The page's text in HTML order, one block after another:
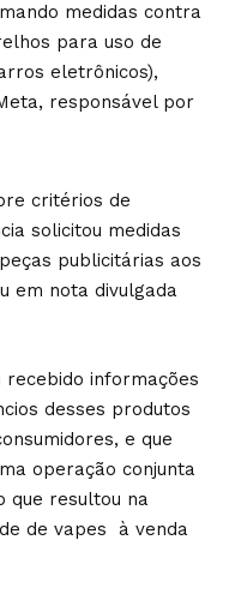
medidas contra
para uso de
eletrônicos),
responsável por
critérios de
solicitou medidas
publicitárias aos
em nota divulgada
recebido informações
desses produtos
e que
operação conjunta
que resultou na
de vapes à venda